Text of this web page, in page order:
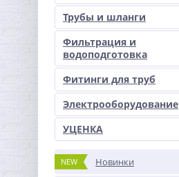
Трубы и шланги
Фильтрация и
водоподготовка
Фитинги для труб
Электрооборудование
УЦЕНКА
NEW Новинки